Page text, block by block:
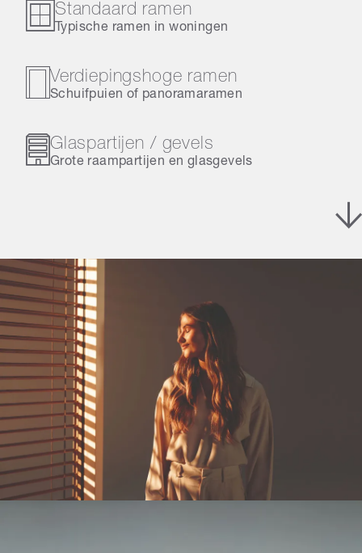
Standaard ramen
Typische ramen in woningen
Verdiepingshoge ramen
Schuifpuien of panoramaramen
Glaspartijen / gevels
Grote raampartijen en glasgevels